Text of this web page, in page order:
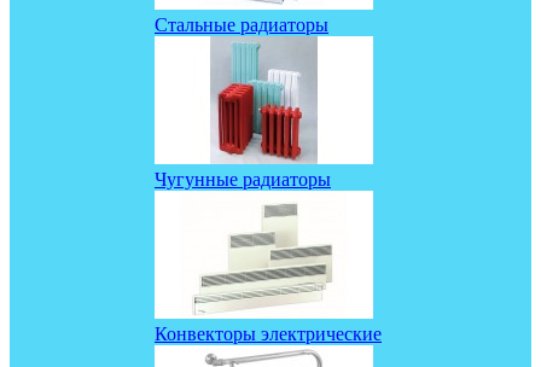
Стальные радиаторы
Чугунные радиаторы
Конвекторы электрические